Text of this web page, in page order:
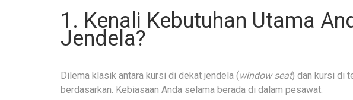
1. Kenali Kebutuhan Utama
Jendela?
Dilema klasik antara kursi di dekat jendela (window seat) dan kursi di
berdasarkan. Kebiasaan Anda selama berada di dalam pesawat.